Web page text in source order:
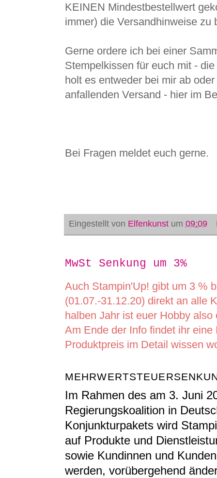
KEINEN Mindestbestellwert
immer) die Versandhinweise zu
Gerne ordere ich bei einer
Stempelkissen für euch mit -
holt es entweder bei mir ab
anfallenden Versand - hier im
Bei Fragen meldet euch gerne.
Eingestellt von Elfenkunst um 09:09
MwSt Senkung um 3%
Auch Stampin'Up! gibt um 3 %
(01.07.-31.12.20) direkt an alle
halben Jahr ist euer Hobby
Am Ende der Info findet ihr
Produktpreis im Detail wissen
Im Rahmen des am 3. Juni
Regierungskoalition in
Konjunkturpakets wird
auf Produkte und
sowie Kundinnen und
werden, vorübergehend